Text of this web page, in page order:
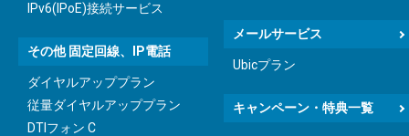
IPv6(IPoE)接続サービス
その他 固定回線、IP電話
ダイヤルアッププラン
従量ダイヤルアッププラン
DTIフォン C
メールサービス
Ubicプラン
キャンペーン・特典一覧